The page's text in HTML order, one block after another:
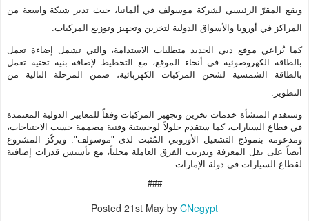
ويقع المقرّ الرئيسي لشركة موسولف في ألمانيا، حيث تدير شبكة واسعة من
المراكز في أوروبا والأسواق الدولية لتخزين وتجهيز وتوزيع المركبات.
كما يُراعي موقع دبي الجديد متطلبات الاستدامة، والتي تشمل إضاءة تعمل
بالطاقة الكهروضوئية في أنحاء الموقع، مع التخطيط لإضافة بنية تحتية تعمل
بالطاقة الشمسية لشحن المركبات الكهربائية، ضمن المرحلة التالية من
التطوير
وستقدم المنشأة خدمات تخزين وتجهيز المركبات وفقاً للمعايير الدولية المعتمدة
في قطاع السيارات، كما ستقدم حلولاً لوجستية وفنية مصممة حسب الاحتياجات،
ومدعومة بنموذج التشغيل الأوروبي المُثبت لدى "موسولف". ويركّز المشروع
أيضاً على نقل المعرفة وتدريب الفرق العاملة محلياً، مع تأسيس قدرات إضافية
لقطاع السيارات في دولة الإمارات.
###
Posted 21st May by CNegypt